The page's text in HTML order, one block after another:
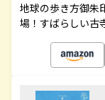
地球の歩き方御朱
場！すばらしい古